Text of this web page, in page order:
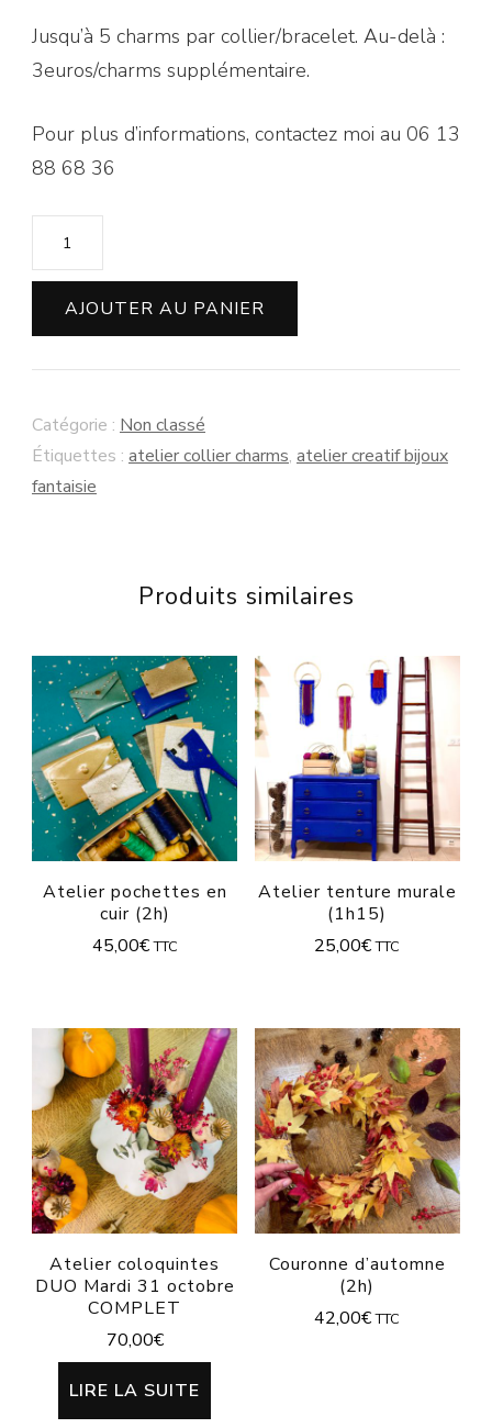
Jusqu’à 5 charms par collier/bracelet. Au-delà :
3euros/charms supplémentaire.
Pour plus d’informations, contactez moi au 06 13
88 68 36
quantité
de
Atelier
DUO
Collier
Samedi
11
octobre
AJOUTER AU PANIER
Catégorie : Non classé
Étiquettes : atelier collier charms, atelier creatif bijoux
fantaisie
Produits similaires
Atelier pochettes en
cuir (2h)
45,00€ TTC
Atelier tenture murale
(1h15)
25,00€ TTC
Atelier coloquintes
DUO Mardi 31 octobre
COMPLET
70,00€
LIRE LA SUITE
Couronne d’automne
(2h)
42,00€ TTC